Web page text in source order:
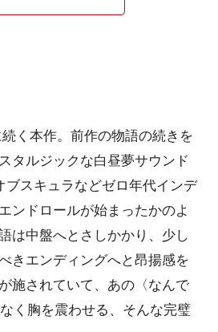
く本作。前作の物語の続きを
タルジックな白昼夢サウンド
スキュラなどゼロ年代インデ
ンドロールが始まったかのよ
中盤へとさしかかり、少し
きエンディングへと昂揚感を
施されていて、あの〈なんで
く胸を震わせる、そんな完璧